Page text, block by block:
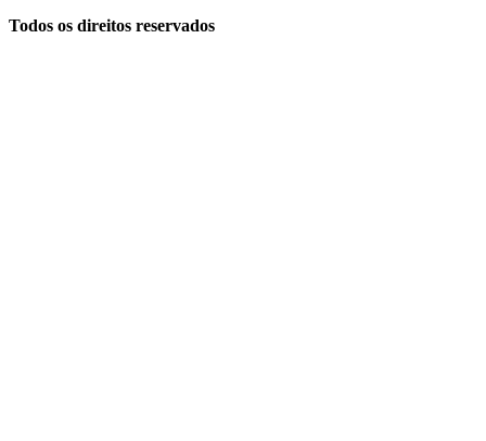
Todos os direitos reservados